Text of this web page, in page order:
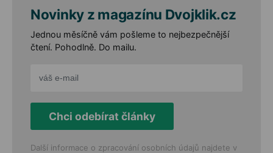
Novinky z magazínu Dvojklik.cz
Jednou měsíčně vám pošleme to nejbezpečnější
čtení. Pohodlně. Do mailu.
Chci odebírat články
Další informace o zpracování osobních údajů najdete v